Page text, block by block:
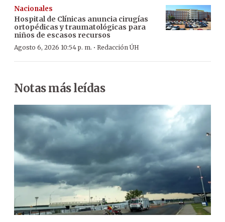
Nacionales
Hospital de Clínicas anuncia cirugías
ortopédicas y traumatológicas para
niños de escasos recursos
Agosto 6, 2026 10:54 p. m. · Redacción ÚH
Notas más leídas